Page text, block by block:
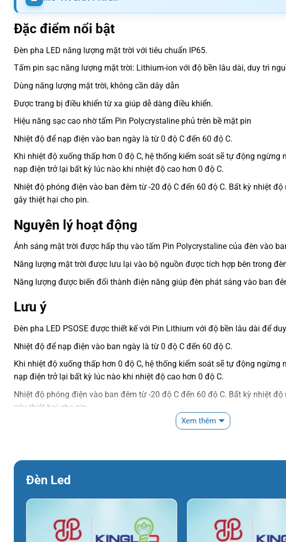
Đặc điểm nổi bật
Đèn pha LED năng lượng mặt trời với tiêu chuẩn IP65.
Tấm pin sạc năng lượng mặt trời: Lithium-ion với độ bền lâu dài, duy trì
Dùng năng lượng mặt trời, không cần dây dẫn
Được trang bị điều khiển từ xa giúp dễ dàng điều khiển.
Hiệu năng sạc cao nhờ tấm Pin Polycrystaline phủ trên bề mặt pin
Nhiệt độ để nạp điện vào ban ngày là từ 0 độ C đến 60 độ C.
Khi nhiệt độ xuống thấp hơn 0 độ C, hệ thống kiểm soát sẽ tự động ngừng
nạp điện trở lại bất kỳ lúc nào khi nhiệt độ cao hơn 0 độ C.
Nhiệt độ phóng điện vào ban đêm từ -20 độ C đến 60 độ C. Bất kỳ nhiệt
gây thiệt hại cho pin.
Nguyên lý hoạt động
Ánh sáng mặt trời được hấp thụ vào tấm Pin Polycrystaline của đèn vào
Năng lượng mặt trời được lưu lại vào bộ nguồn được tích hợp bên trong
Năng lượng được biến đổi thành điện năng giúp đèn phát sáng vào ban
Lưu ý
Đèn pha LED PSOSE được thiết kế với Pin Lithium với độ bền lâu dài để
Nhiệt độ để nạp điện vào ban ngày là từ 0 độ C đến 60 độ C.
Khi nhiệt độ xuống thấp hơn 0 độ C, hệ thống kiểm soát sẽ tự động ngừng
nạp điện trở lại bất kỳ lúc nào khi nhiệt độ cao hơn 0 độ C.
Nhiệt độ phóng điện vào ban đêm từ -20 độ C đến 60 độ C. Bất kỳ nhiệt
gây thiệt hại cho pin.
Xem thêm
Đèn Led